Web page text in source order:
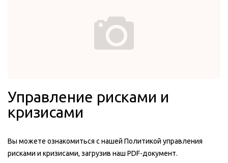
Управление рисками и
кризисами
Вы можете ознакомиться с нашей Политикой управления
рисками и кризисами, загрузив наш PDF-документ.